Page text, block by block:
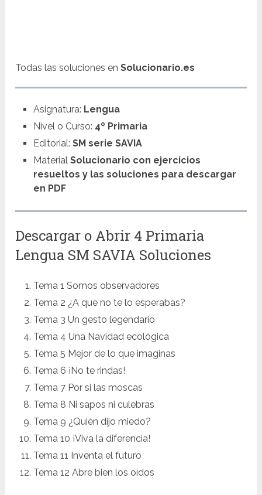
Todas las soluciones enSolucionario.es
Asignatura: Lengua
Nivel o Curso: 4º Primaria
Editorial: SM serie SAVIA
Material Solucionario con ejercicios
resueltos y las soluciones para descargar
en PDF
Descargar o Abrir 4 Primaria
Lengua SM SAVIA Soluciones
Tema 1 Somos observadores
Tema 2 ¿A que no te lo esperabas?
Tema 3 Un gesto legendario
Tema 4 Una Navidad ecológica
Tema 5 Mejor de lo que imaginas
Tema 6 ¡No te rindas!
Tema 7 Por si las moscas
Tema 8 Ni sapos ni culebras
Tema 9 ¿Quién dijo miedo?
Tema 10 ¡Viva la diferencia!
Tema 11 Inventa el futuro
Tema 12 Abre bien los oídos